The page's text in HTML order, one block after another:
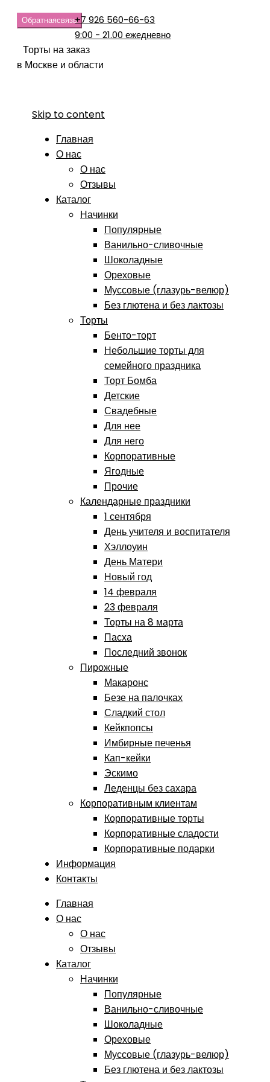
Обратнаясвязь+7 926 560-66-63
9:00 - 21.00 ежедневно
Торты на заказ
в Москве и области
Skip to content
Главная
О нас
О нас
Отзывы
Каталог
Начинки
Популярные
Ванильно-сливочные
Шоколадные
Ореховые
Муссовые (глазурь-велюр)
Без глютена и без лактозы
Торты
Бенто-торт
Небольшие торты для
семейного праздника
Торт Бомба
Детские
Свадебные
Для нее
Для него
Корпоративные
Ягодные
Прочие
Календарные праздники
1 сентября
День учителя и воспитателя
Хэллоуин
День Матери
Новый год
14 февраля
23 февраля
Торты на 8 марта
Пасха
Последний звонок
Пирожные
Макаронс
Безе на палочках
Сладкий стол
Кейкпопсы
Имбирные печенья
Кап-кейки
Эскимо
Леденцы без сахара
Корпоративным клиентам
Корпоративные торты
Корпоративные сладости
Корпоративные подарки
Информация
Контакты
Главная
О нас
О нас
Отзывы
Каталог
Начинки
Популярные
Ванильно-сливочные
Шоколадные
Ореховые
Муссовые (глазурь-велюр)
Без глютена и без лактозы